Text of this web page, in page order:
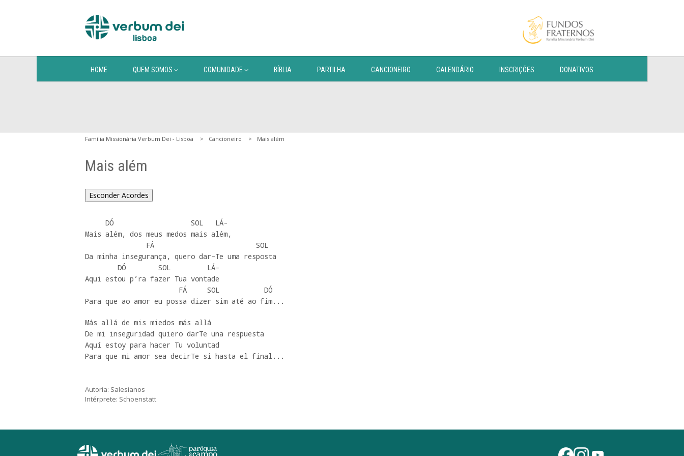
HOME QUEM SOMOS COMUNIDADE BÍBLIA PARTILHA CANCIONEIRO CALENDÁRIO INSCRIÇÕES DONATIVOS
Família Missionária Verbum Dei - Lisboa Cancioneiro Mais além
Mais além
Esconder Acordes
Mais além, dos meus medos mais além,
Da minha insegurança, quero dar-Te uma resposta
Aqui estou p’ra fazer Tua vontade
Para que ao amor eu possa dizer sim até ao fim...
Más allá de mis miedos más allá
De mi inseguridad quiero darTe una respuesta
Aquí estoy para hacer Tu voluntad
Para que mi amor sea decirTe si hasta el final...
Autoria: Salesianos
Intérprete: Schoenstatt